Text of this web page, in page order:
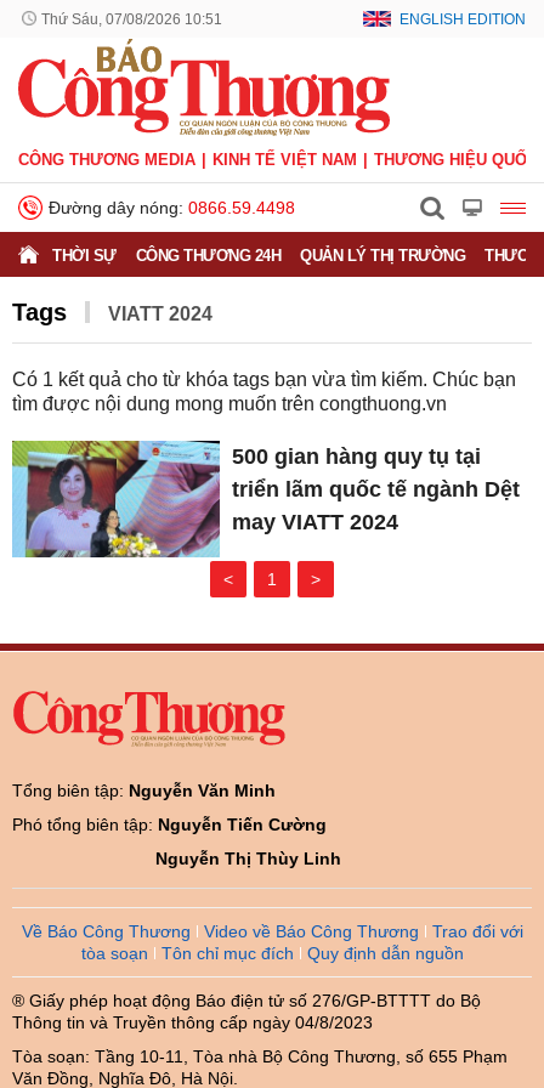
Thứ Sáu, 07/08/2026 10:51 ENGLISH EDITION
CÔNG THƯƠNG MEDIA KINH TẾ VIỆT NAM THƯƠNG HIỆU QUỐC
Đường dây nóng: 0866.59.4498
THỜI SỰ CÔNG THƯƠNG 24H QUẢN LÝ THỊ TRƯỜNG
Tags VIATT 2024
Có 1 kết quả cho từ khóa tags bạn vừa tìm kiếm. Chúc bạn
tìm được nội dung mong muốn trên congthuong.vn
500 gian hàng quy tụ tại
triển lãm quốc tế ngành Dệt
may VIATT 2024
< 1 >
Tổng biên tập: Nguyễn Văn Minh
Phó tổng biên tập: Nguyễn Tiến Cường
Nguyễn Thị Thùy Linh
Về Báo Công Thương Video về Báo Công Thương
Trao đổi với
tòa soạn
Tôn chỉ mục đích Quy định dẫn nguồn
® Giấy phép hoạt động Báo điện tử số 276/GP-BTTTT do Bộ
Thông tin và Truyền thông cấp ngày 04/8/2023
Tòa soạn: Tầng 10-11, Tòa nhà Bộ Công Thương, số 655 Phạm
Văn Đồng, Nghĩa Đô, Hà Nội.